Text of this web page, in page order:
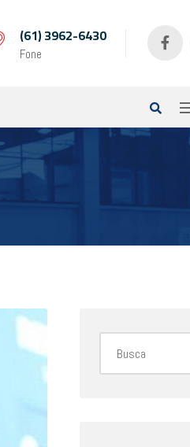
(61) 3962-6430
Fone